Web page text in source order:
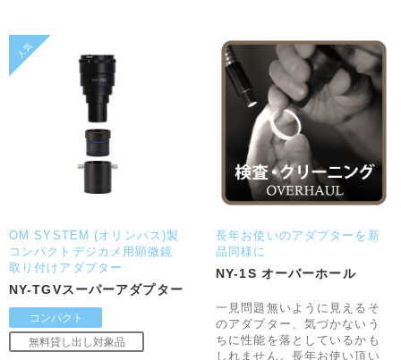
OM SYSTEM (オリンパス)製
コンパクトデジカメ用顕微鏡
取り付けアダプター
NY-TGVスーパーアダプター
長年お使いのアダプターを新
品同様に
NY-1S オーバーホール
一見問題無いように見えるそ
のアダプター、気づかないう
ちに性能を落としているかも
しれません。長年お使い頂い